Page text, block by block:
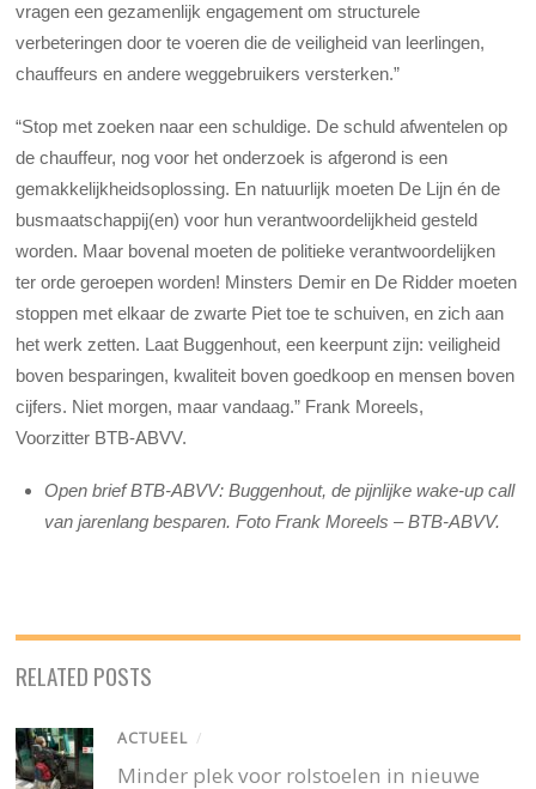
vragen een gezamenlijk engagement om structurele
verbeteringen door te voeren die de veiligheid van leerlingen,
chauffeurs en andere weggebruikers versterken.”
“Stop met zoeken naar een schuldige. De schuld afwentelen op
de chauffeur, nog voor het onderzoek is afgerond is een
gemakkelijkheidsoplossing. En natuurlijk moeten De Lijn én de
busmaatschappij(en) voor hun verantwoordelijkheid gesteld
worden. Maar bovenal moeten de politieke verantwoordelijken
ter orde geroepen worden! Minsters Demir en De Ridder moeten
stoppen met elkaar de zwarte Piet toe te schuiven, en zich aan
het werk zetten. Laat Buggenhout, een keerpunt zijn: veiligheid
boven besparingen, kwaliteit boven goedkoop en mensen boven
cijfers. Niet morgen, maar vandaag.” Frank Moreels,
Voorzitter BTB-ABVV.
Open brief BTB-ABVV: Buggenhout, de pijnlijke wake-up call
van jarenlang besparen. Foto Frank Moreels – BTB-ABVV.
RELATED POSTS
ACTUEEL /
Minder plek voor rolstoelen in nieuwe